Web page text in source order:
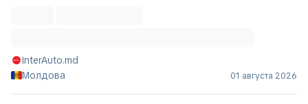
InterAuto.md
Молдова
01 августа 2026